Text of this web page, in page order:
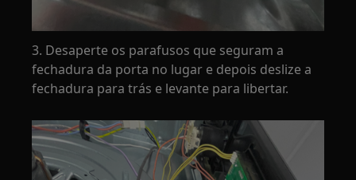
3. Desaperte os parafusos que seguram a
fechadura da porta no lugar e depois deslize a
fechadura para trás e levante para libertar.